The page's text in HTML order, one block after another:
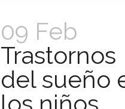
09 Feb
Trastornos
del sueño
los niños